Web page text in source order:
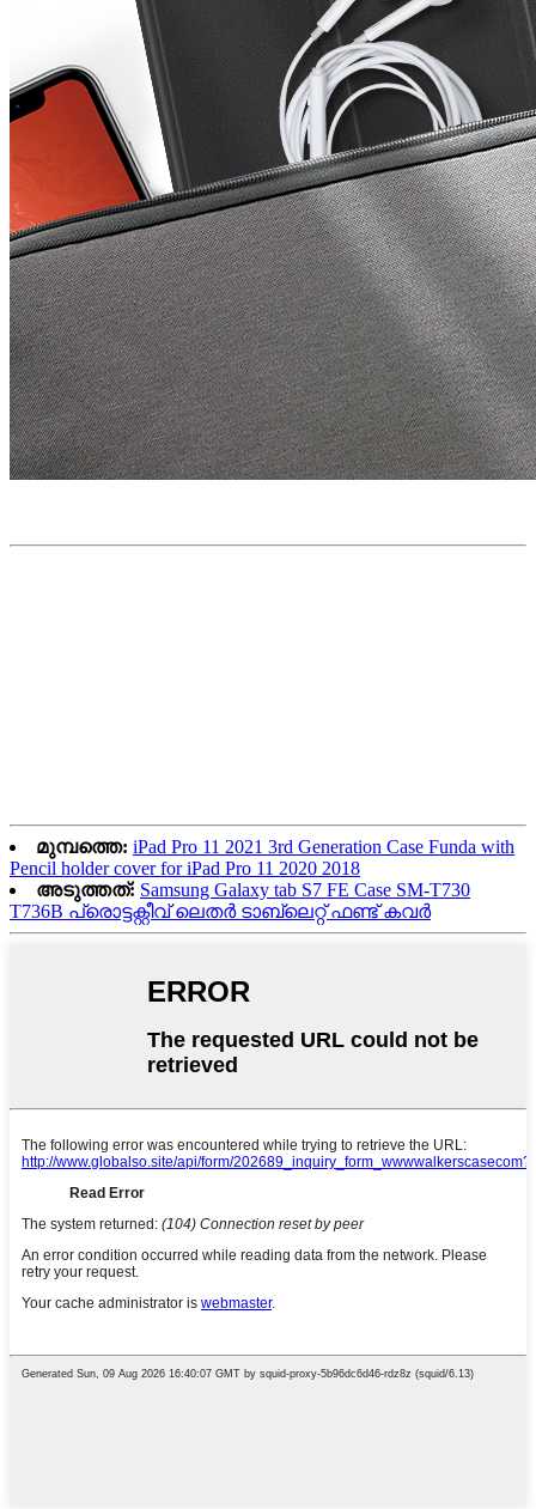
മുമ്പത്തെ: iPad Pro 11 2021 3rd Generation Case Funda with
Pencil holder cover for iPad Pro 11 2020 2018
അടുത്തത്: Samsung Galaxy tab S7 FE Case SM-T730
T736B പ്രൊട്ടക്റ്റീവ് ലെതർ ടാബ്‌ലെറ്റ് ഫണ്ട് കവർ